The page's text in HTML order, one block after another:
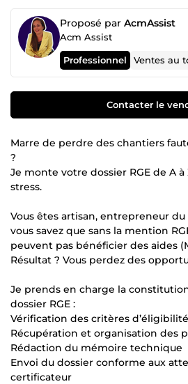
Proposé par AcmAssist
Acm Assist
Professionnel Ventes au
Contacter le
Marre de perdre des chantiers
?
Je monte votre dossier RGE de A
stress.
Vous êtes artisan, entrepreneur
vous savez que sans la mention
peuvent pas bénéficier des aides
Résultat ? Vous perdez des
Je prends en charge la
dossier RGE :
Vérification des critères d’éligibilité
Récupération et organisation des
Rédaction du mémoire technique
Envoi du dossier conforme aux
certificateur